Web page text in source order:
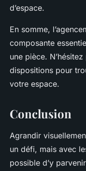
d’espace.
En somme,
composante
une pièce.
dispositions pour
votre espace.
Conclusion
Agrandir
un défi, mais avec
possible d’y